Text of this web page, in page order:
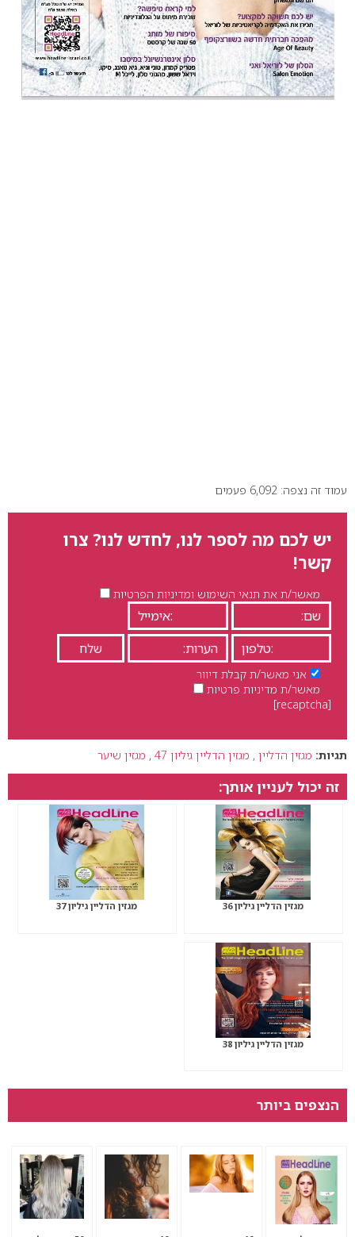
עמוד זה נצפה: 6,092 פעמים
יש לכם מה לספר לנו, לחדש לנו? צרו
קשר!
מאשר/ת את תנאי השימוש ומדיניות הפרטיות
אני מאשר/ת קבלת דיוור
מאשר/ת מדיניות פרטיות
[recaptcha]
תגיות: מגזין הדליין , מגזין הדליין גיליון 47 , מגזין שיער
זה יכול לעניין אותך:
מגזין הדליין גיליון 36 מגזין הדליין גיליון 37
מגזין הדליין גיליון 38
הנצפים ביותר